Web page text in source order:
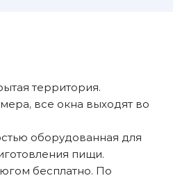
территория.
все окна выходят во
оборудованная для
пищи.
бесплатно. По